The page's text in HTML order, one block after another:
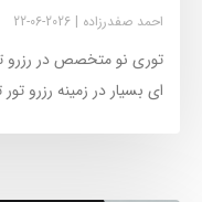
احمد صفدرزاده
توری نو متخصص در رزرو
ای بسیار در زمینه رزرو